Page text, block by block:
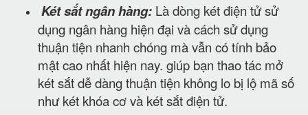
Két sắt ngân hàng: Là dòng két điện tử sử
dụng ngân hàng hiện đại và cách sử dụng
thuận tiện nhanh chóng mà vẫn có tính bảo
mật cao nhất hiện nay. giúp bạn thao tác mở
két sắt dễ dàng thuận tiện không lo bị lộ mã số
như két khóa cơ và két sắt điện tử.